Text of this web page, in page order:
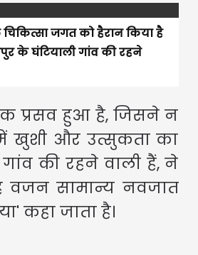
जगत को हैरान किया है
के घंटियाली गांव की रहने
प्रसव हुआ है, जिसने न
में खुशी और उत्सुकता का
गांव की रहने वाली हैं, ने
वजन सामान्य नवजात
कहा जाता है।